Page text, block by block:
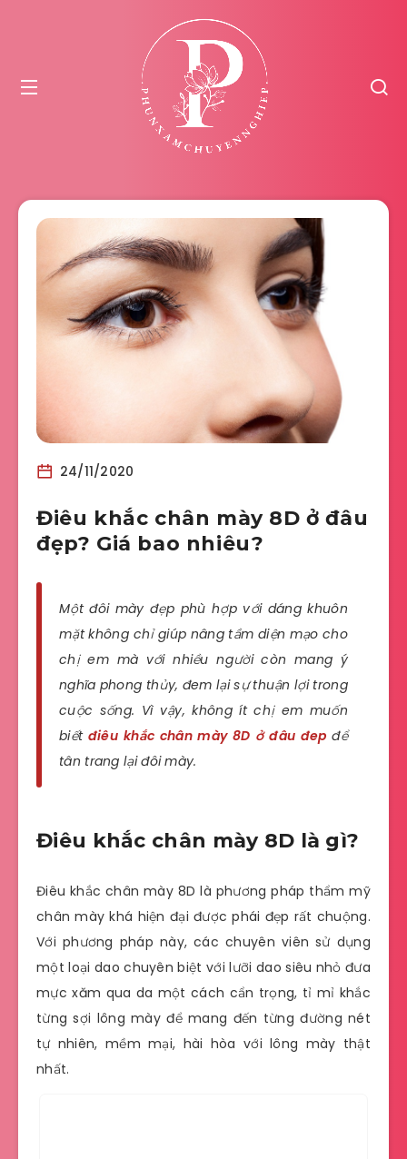
24/11/2020
Điêu khắc chân mày 8D ở đâu
đẹp? Giá bao nhiêu?
Một đôi mày đẹp phù hợp với dáng khuôn
mặt không chỉ giúp nâng tầm diện mạo cho
chị em mà với nhiều người còn mang ý
nghĩa phong thủy, đem lại sự thuận lợi trong
cuộc sống. Vì vậy, không ít chị em muốn
biết điêu khắc chân mày 8D ở đâu đep để
tân trang lại đôi mày.
Điêu khắc chân mày 8D là gì?
Điêu khắc chân mày 8D là phương pháp thẩm mỹ
chân mày khá hiện đại được phái đẹp rất chuộng.
Với phương pháp này, các chuyên viên sử dụng
một loại dao chuyên biệt với lưỡi dao siêu nhỏ đưa
mực xăm qua da một cách cẩn trọng, tỉ mỉ khắc
từng sợi lông mày để mang đến từng đường nét
tự nhiên, mềm mại, hài hòa với lông mày thật
nhất.